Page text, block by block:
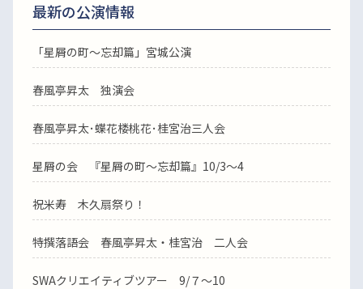
最新の公演情報
「星屑の町～忘却篇」宮城公演
春風亭昇太 独演会
春風亭昇太･蝶花楼桃花･桂宮治三人会
星屑の会 『星屑の町～忘却篇』10/3～4
祝米寿 木久扇祭り！
特撰落語会 春風亭昇太・桂宮治 二人会
SWAクリエイティブツアー 9/７～10